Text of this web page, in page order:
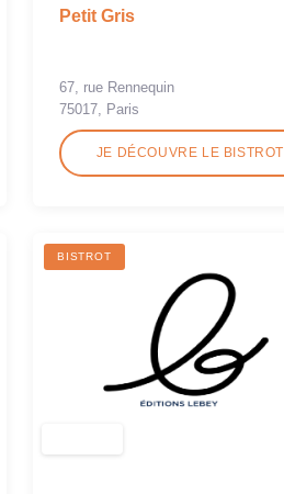
Petit Gris
67, rue Rennequin
75017, Paris
JE DÉCOUVRE LE BISTROT
BISTROT